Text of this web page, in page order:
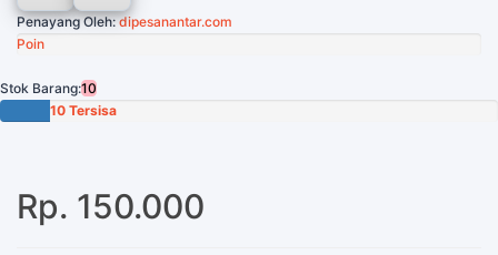
Penayang Oleh:dipesanantar.com
Poin
Stok Barang:10
10 Tersisa
Rp. 150.000